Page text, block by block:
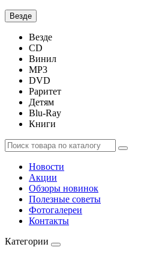
Везде
Везде
CD
Винил
MP3
DVD
Раритет
Детям
Blu-Ray
Книги
Новости
Акции
Обзоры новинок
Полезные советы
Фотогалереи
Контакты
Категории